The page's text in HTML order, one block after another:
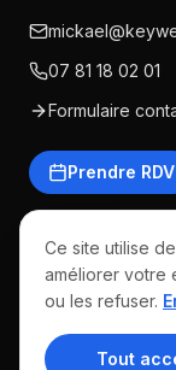
07 81 18 02 01
Formulaire
Prendre RDV
©2026
Politique de cookies
Ce site utilise
améliorer votre
ou les refuser.
Tout